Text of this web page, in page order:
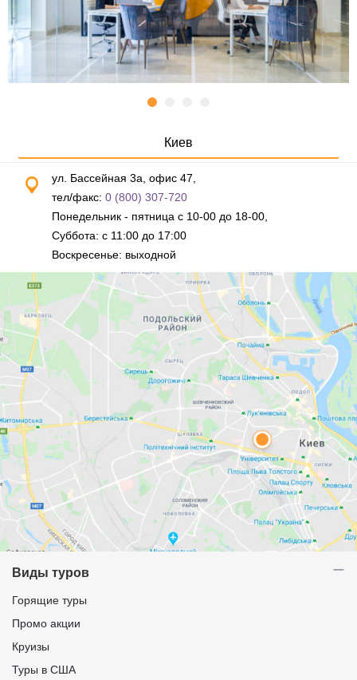
Киев
ул. Бассейная 3а, офис 47,
тел/факс: 0 (800) 307-720
Понедельник - пятница с 10-00 до 18-00,
Суббота: с 11:00 до 17:00
Воскресенье: выходной
Виды туров
Горящие туры
Промо акции
Круизы
Туры в США